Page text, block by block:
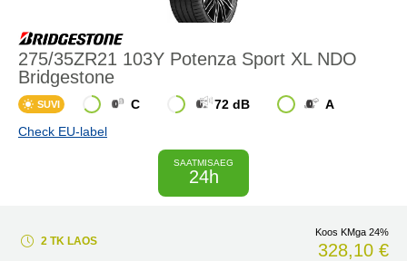
275/35ZR21 103Y Potenza Sport XL NDO
Bridgestone
SUVI C 72 dB
A
Check EU-label
SAATMISAEG
24h
2 TK LAOS
Koos KMga 24%
328,10 €